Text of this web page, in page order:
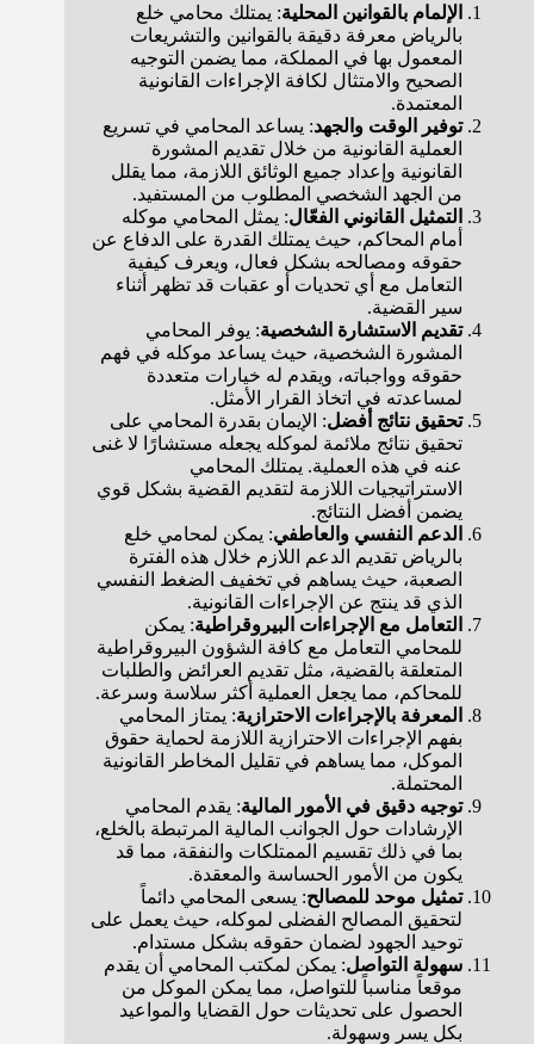
الإلمام بالقوانين المحلية: يمتلك محامي خلع
بالرياض معرفة دقيقة بالقوانين والتشريعات
المعمول بها في المملكة، مما يضمن التوجيه
الصحيح والامتثال لكافة الإجراءات القانونية
المعتمدة.
توفير الوقت والجهد: يساعد المحامي في تسريع
العملية القانونية من خلال تقديم المشورة
القانونية وإعداد جميع الوثائق اللازمة، مما يقلل
من الجهد الشخصي المطلوب من المستفيد.
التمثيل القانوني الفعّال: يمثل المحامي موكله
أمام المحاكم، حيث يمتلك القدرة على الدفاع عن
حقوقه ومصالحه بشكل فعال، ويعرف كيفية
التعامل مع أي تحديات أو عقبات قد تظهر أثناء
سير القضية.
تقديم الاستشارة الشخصية: يوفر المحامي
المشورة الشخصية، حيث يساعد موكله في فهم
حقوقه وواجباته، ويقدم له خيارات متعددة
لمساعدته في اتخاذ القرار الأمثل.
تحقيق نتائج أفضل: الإيمان بقدرة المحامي على
تحقيق نتائج ملائمة لموكله يجعله مستشارًا لا غنى
عنه في هذه العملية. يمتلك المحامي
الاستراتيجيات اللازمة لتقديم القضية بشكل قوي
يضمن أفضل النتائج.
الدعم النفسي والعاطفي: يمكن لمحامي خلع
بالرياض تقديم الدعم اللازم خلال هذه الفترة
الصعبة، حيث يساهم في تخفيف الضغط النفسي
الذي قد ينتج عن الإجراءات القانونية.
التعامل مع الإجراءات البيروقراطية: يمكن
للمحامي التعامل مع كافة الشؤون البيروقراطية
المتعلقة بالقضية، مثل تقديم العرائض والطلبات
للمحاكم، مما يجعل العملية أكثر سلاسة وسرعة.
المعرفة بالإجراءات الاحترازية: يمتاز المحامي
بفهم الإجراءات الاحترازية اللازمة لحماية حقوق
الموكل، مما يساهم في تقليل المخاطر القانونية
المحتملة.
توجيه دقيق في الأمور المالية: يقدم المحامي
الإرشادات حول الجوانب المالية المرتبطة بالخلع،
بما في ذلك تقسيم الممتلكات والنفقة، مما قد
يكون من الأمور الحساسة والمعقدة.
تمثيل موحد للمصالح: يسعى المحامي دائماً
لتحقيق المصالح الفضلى لموكله، حيث يعمل على
توحيد الجهود لضمان حقوقه بشكل مستدام.
سهولة التواصل: يمكن لمكتب المحامي أن يقدم
موقعاً مناسباً للتواصل، مما يمكن الموكل من
الحصول على تحديثات حول القضايا والمواعيد
بكل يسر وسهولة.